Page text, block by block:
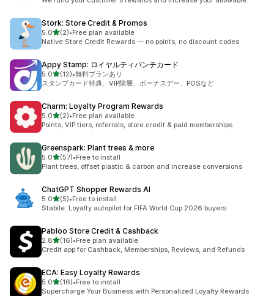
Stork: Store Credit & Promos
5.05つ星中
(2)
合計レビュー数：2件
•Free plan available
Native Store Credit Rewards — no points, no discount codes
Appy Stamp: ロイヤルティパンチカード
5.05つ星中
(12)
合計レビュー数：12件
•無料プランあり
スタンプカード特典、VIP階層、ボーナスデー、POSなど
Charm: Loyalty Program Rewards
5.05つ星中
(2)
合計レビュー数：2件
•Free plan available
Points, VIP tiers, referrals, store credit & paid memberships
Greenspark: Plant trees & more
5.05つ星中
(57)
合計レビュー数：57件
•Free to install
Plant trees, offset plastic & carbon and increase conversions
ChatGPT Shopper Rewards AI
5.05つ星中
(5)
合計レビュー数：5件
•Free to install
Stabile: Loyalty autopilot for FIFA World Cup 2026 buyers
Pabloo Store Credit & Cashback
2.85つ星中
(16)
合計レビュー数：16件
•Free plan available
Credit app for Cashback, Memberships, Reviews, and Refunds
ECA: Easy Loyalty Rewards
5.05つ星中
(16)
合計レビュー数：16件
•Free to install
Supercharge Your Business with Personalized Loyalty Rewards